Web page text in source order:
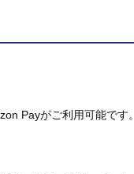
Payがご利用可能です。